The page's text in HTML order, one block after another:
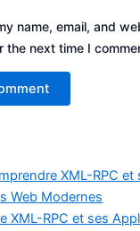
name, email, and
the next time I
XML-RPC et
Web Modernes
XML-RPC et ses